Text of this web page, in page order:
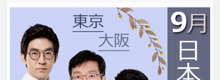
ご相談のお問い合わせ